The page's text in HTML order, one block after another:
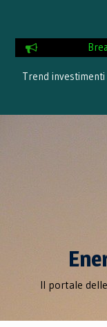
Trend
Il portale